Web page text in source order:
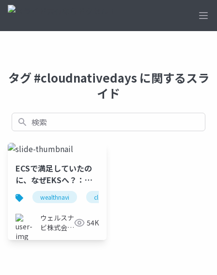
タグ #cloudnativedays に関するスラ
イド
検索
ECSで満足していたの
に、なぜEKSへ？：事
例で学ぶ設計と運用の
勘所
wealthnavi cloudnativedays
ウェルスナ
ビ株式会社
54K